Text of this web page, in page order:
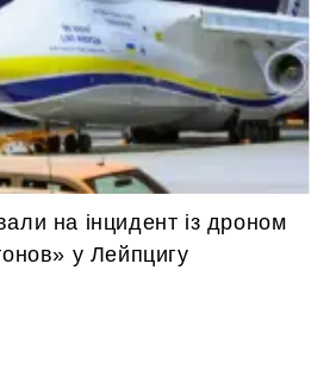
на інцидент із дроном
у Лейпцигу